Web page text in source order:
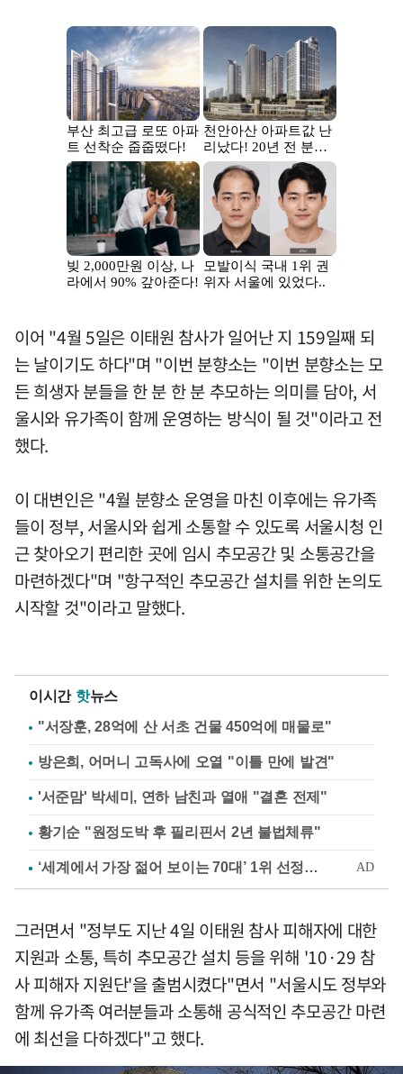
이어 "4월 5일은 이태원 참사가 일어난 지 159일째 되
는 날이기도 하다"며 "이번 분향소는 "이번 분향소는 모
든 희생자 분들을 한 분 한 분 추모하는 의미를 담아, 서
울시와 유가족이 함께 운영하는 방식이 될 것"이라고 전
했다.
이 대변인은 "4월 분향소 운영을 마친 이후에는 유가족
들이 정부, 서울시와 쉽게 소통할 수 있도록 서울시청 인
근 찾아오기 편리한 곳에 임시 추모공간 및 소통공간을
마련하겠다"며 "항구적인 추모공간 설치를 위한 논의도
시작할 것"이라고 말했다.
이시간 핫뉴스
"서장훈, 28억에 산 서초 건물 450억에 매물로"
방은희, 어머니 고독사에 오열 "이틀 만에 발견"
'서준맘' 박세미, 연하 남친과 열애 "결혼 전제"
황기순 "원정도박 후 필리핀서 2년 불법체류"
그러면서 "정부도 지난 4일 이태원 참사 피해자에 대한
지원과 소통, 특히 추모공간 설치 등을 위해 '10·29 참
사 피해자 지원단'을 출범시켰다"면서 "서울시도 정부와
함께 유가족 여러분들과 소통해 공식적인 추모공간 마련
에 최선을 다하겠다"고 했다.